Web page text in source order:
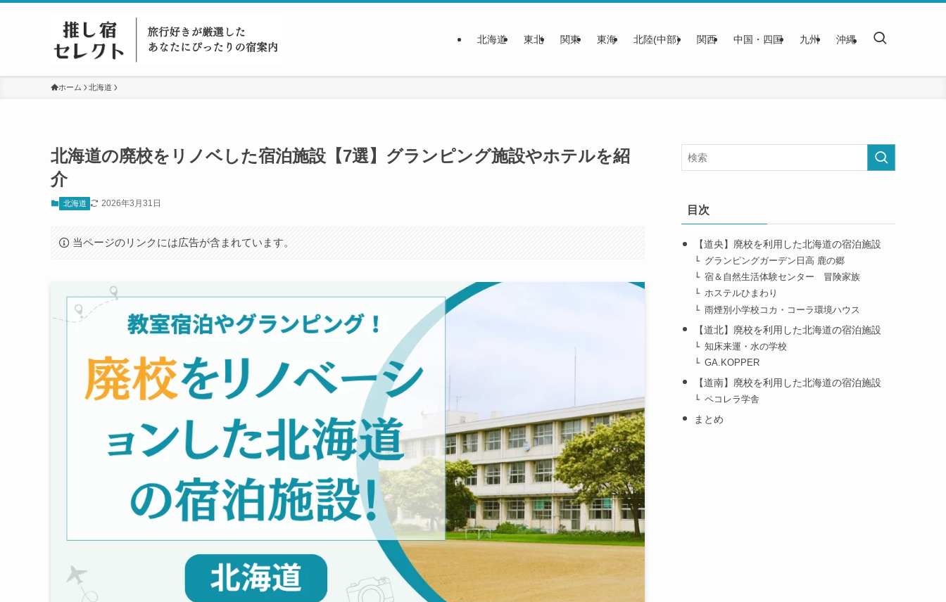
北海道 東北 関東 東海 北陸(中部) 関西 中国・四国 九州 沖縄
ホーム 北海道
北海道の廃校をリノベした宿泊施設【7選】グランピング施設やホテルを紹
介
北海道 2026年3月31日
当ページのリンクには広告が含まれています。
目次
【道央】廃校を利用した北海道の宿泊施設
グランピングガーデン日高 鹿の郷
宿＆自然生活体験センター 冒険家族
ホステルひまわり
雨煙別小学校コカ・コーラ環境ハウス
【道北】廃校を利用した北海道の宿泊施設
知床来運・水の学校
GA.KOPPER
【道南】廃校を利用した北海道の宿泊施設
ペコレラ学舎
まとめ